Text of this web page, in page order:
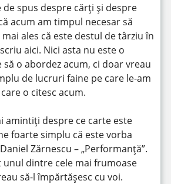
spus despre cărți și despre
acum am timpul necesar să
ales că este destul de târziu în
aici. Nici asta nu este o
o abordez acum, ci doar vreau
de lucruri faine pe care le-am
o citesc acum.
amintiți despre ce carte este
foarte simplu că este vorba
Zărnescu – „Performanță”.
unul dintre cele mai frumoase
să-l împărtășesc cu voi.